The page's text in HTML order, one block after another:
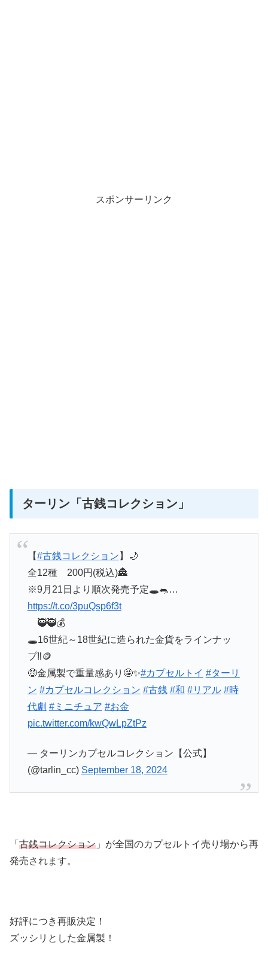
スポンサーリンク
ターリン 「古銭コレクション」
【#古銭コレクション 】🌙
全12種 200円(税込)🏯
※9月21日より順次発売予定🕳️🐀…
https://t.co/3puQsp6f3t
🥷🥷💰
🕳️16世紀～18世紀に造られた金貨をラインナッ
プ‼️🪙
🤑金属製で重量感あり🤩✨#カプセルトイ #ターリ
ン #カプセルコレクション #古銭 #和 #リアル #時
代劇 #ミニチュア #お金
pic.twitter.com/kwQwLpZtPz
— ターリンカプセルコレクション【公式】
(@tarlin_cc) September 18, 2024
「 古銭コレクション 」が全国のカプセルトイ売り場から再
発売されます。
好評につき再販決定！
ズッシリとした金属製！